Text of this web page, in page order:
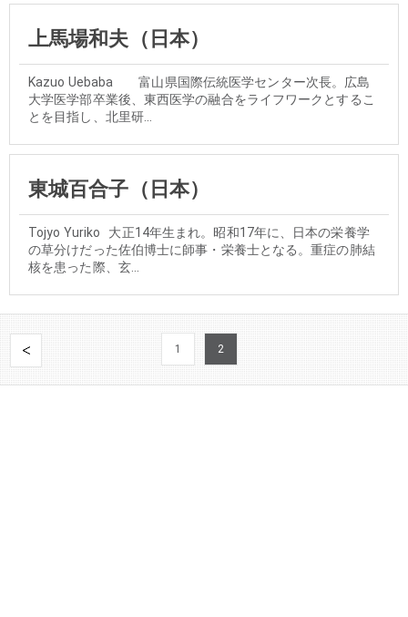
上馬場和夫（日本）
Kazuo Uebaba 富山県国際伝統医学センター次長。広島
大学医学部卒業後、東西医学の融合をライフワークとするこ
とを目指し、北里研...
東城百合子（日本）
Tojyo Yuriko 大正14年生まれ。昭和17年に、日本の栄養学
の草分けだった佐伯博士に師事・栄養士となる。重症の肺結
核を患った際、玄...
1 2